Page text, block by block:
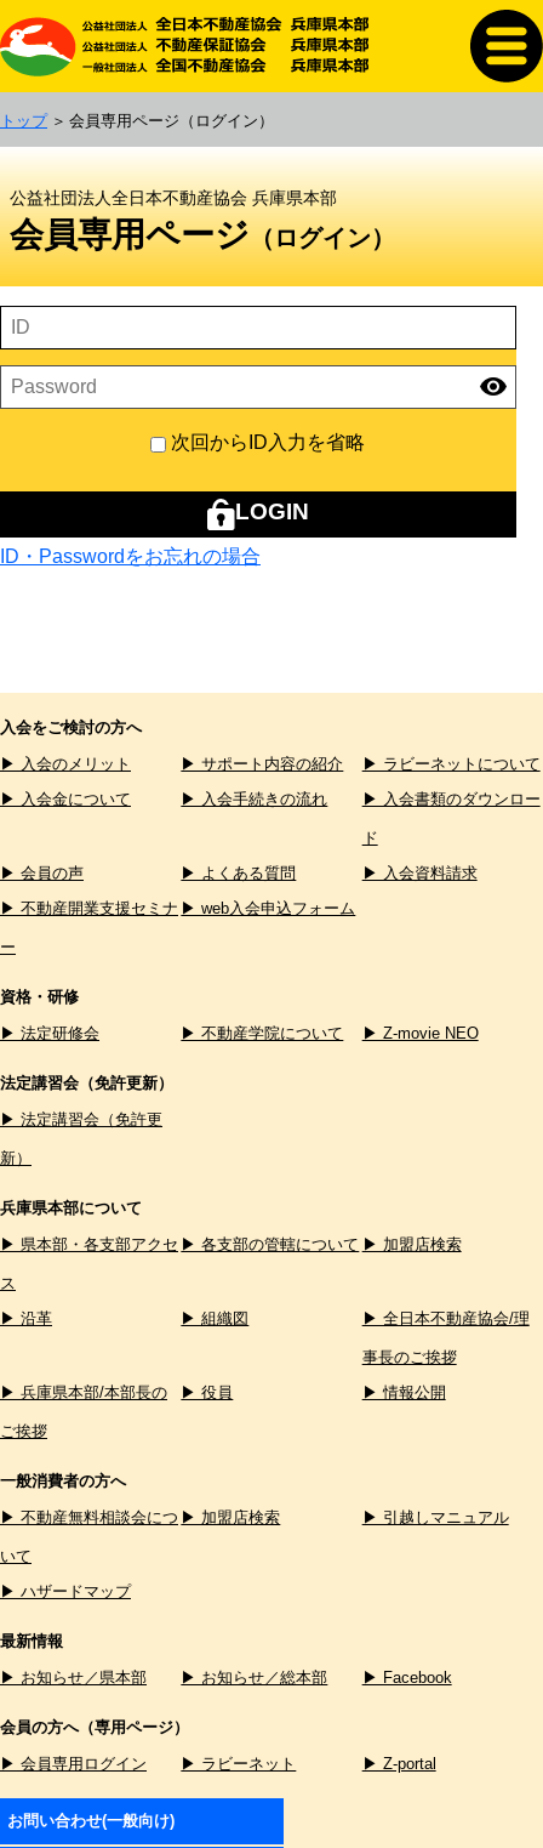
トップ 会員専用ページ （ログイン）
公益社団法人全日本不動産協会 兵庫県本部
会員専用ページ （ログイン）
visibility
次回からID入力を省略
LOGIN
ID・Passwordをお忘れの場合
入会をご検討の方へ
▶ 入会のメリット
▶ サポート内容の紹介
▶ ラビーネットについて
▶ 入会金について
▶ 入会手続きの流れ ▶ 入会書類のダウンロー
ド
▶ 会員の声
▶ よくある質問
▶ 入会資料請求
▶ 不動産開業支援セミナ
ー
▶ web入会申込フォーム
資格・研修
▶ 法定研修会
▶ 不動産学院について ▶ Z-movie NEO
法定講習会（免許更新）
▶ 法定講習会（免許更
新）
兵庫県本部について
▶ 県本部・各支部アクセ
ス
▶ 各支部の管轄について ▶ 加盟店検索
▶ 沿革 ▶ 組織図 ▶ 全日本不動産協会/理
事長のご挨拶
▶ 兵庫県本部/本部長の
ご挨拶
▶ 役員 ▶ 情報公開
一般消費者の方へ
▶ 不動産無料相談会につ
いて
▶ 加盟店検索 ▶ 引越しマニュアル
▶ ハザードマップ
最新情報
▶ お知らせ／県本部
▶ お知らせ／総本部 ▶ Facebook
会員の方へ（専用ページ）
▶ 会員専用ログイン
▶ ラビーネット ▶ Z-portal
お問い合わせ(一般向け)